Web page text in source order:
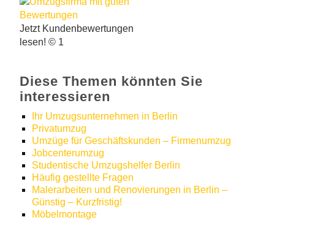
Jetzt Kundenbewertungen
lesen! © 1
Diese Themen könnten Sie
interessieren
Ihr Umzugsunternehmen in Berlin
Privatumzug
Umzüge für Geschäftskunden – Firmenumzug
Jobcenterumzug
Studentische Umzugshelfer Berlin
Häufig gestellte Fragen
Malerarbeiten und Renovierungen in Berlin –
Günstig – Kurzfristig!
Möbelmontage